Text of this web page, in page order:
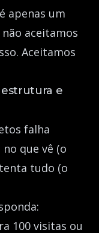
apenas um
aceitamos
Aceitamos
e
falha
que vê (o
tudo (o
100 visitas ou